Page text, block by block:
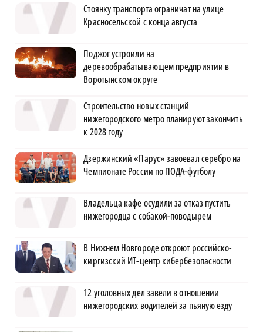
Стоянку транспорта ограничат на улице
Красносельской с конца августа
Поджог устроили на
деревообрабатывающем предприятии в
Воротынском округе
Строительство новых станций
нижегородского метро планируют закончить
к 2028 году
Дзержинский «Парус» завоевал серебро на
Чемпионате России по ПОДА-футболу
Владельца кафе осудили за отказ пустить
нижегородца с собакой-поводырем
В Нижнем Новгороде откроют российско-
киргизский ИТ-центр кибербезопасности
12 уголовных дел завели в отношении
нижегородских водителей за пьяную езду